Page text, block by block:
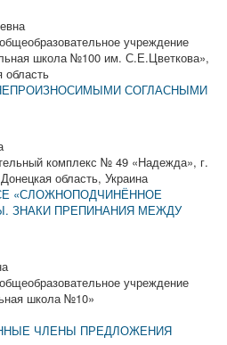
учреждение
школа №100 им. С.Е.Цветкова»,
область
СОГЛАСНЫМИ
комплекс № 49 «Надежда», г.
область, Украина
«СЛОЖНОПОДЧИНЁННОЕ
ЗНАКИ ПРЕПИНАНИЯ МЕЖДУ
учреждение
школа №10»
ЧЛЕНЫ ПРЕДЛОЖЕНИЯ